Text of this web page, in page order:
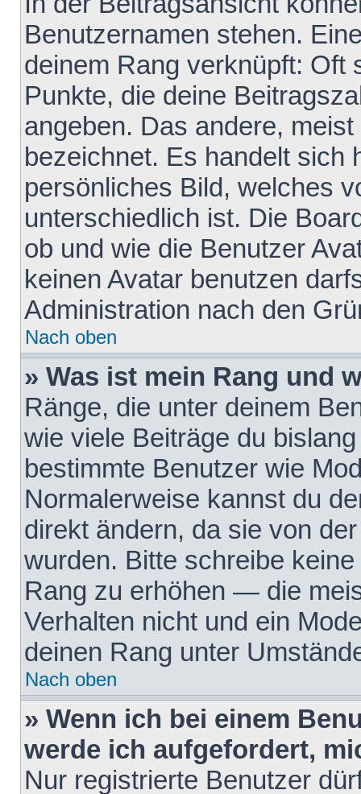
Benutzernamen stehen.
deinem Rang verknüpft: Oft
Punkte, die deine
angeben. Das andere,
bezeichnet. Es handelt sich
persönliches Bild, welches
unterschiedlich ist. Die
ob und wie die Benutzer
keinen Avatar benutzen
Administration nach den
Nach oben
» Was ist mein Rang und
Ränge, die unter deinem
wie viele Beiträge du
bestimmte Benutzer wie
Normalerweise kannst du
direkt ändern, da sie von
wurden. Bitte schreibe
Rang zu erhöhen — die
Verhalten nicht und ein
deinen Rang unter
Nach oben
» Wenn ich bei einem
werde ich aufgefordert,
Nur registrierte Benutzer